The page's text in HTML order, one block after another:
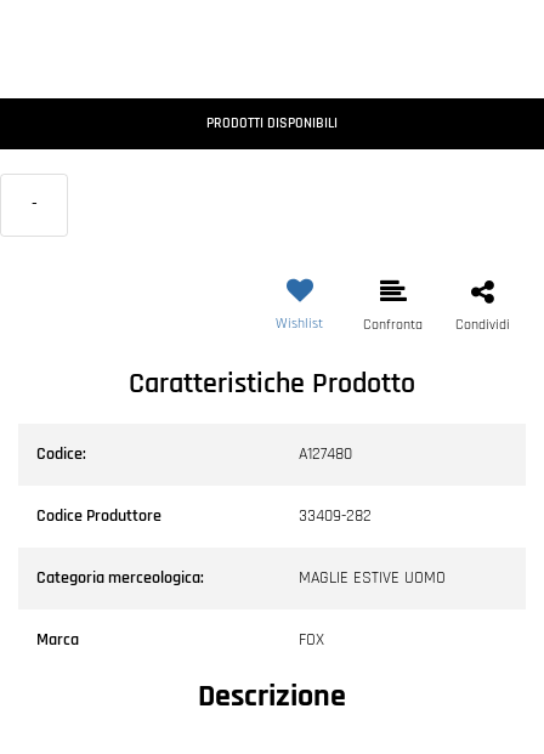
PRODOTTI DISPONIBILI
-
Wishlist Confronta Condividi
Caratteristiche Prodotto
Codice: A127480
Codice Produttore 33409-282
Categoria merceologica: MAGLIE ESTIVE UOMO
Marca FOX
Descrizione